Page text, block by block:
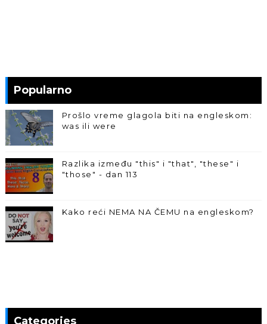
Popularno
Prošlo vreme glagola biti na engleskom:
was ili were
Razlika između "this" i "that", "these" i
"those" - dan 113
Kako reći NEMA NA ČEMU na engleskom?
Categories